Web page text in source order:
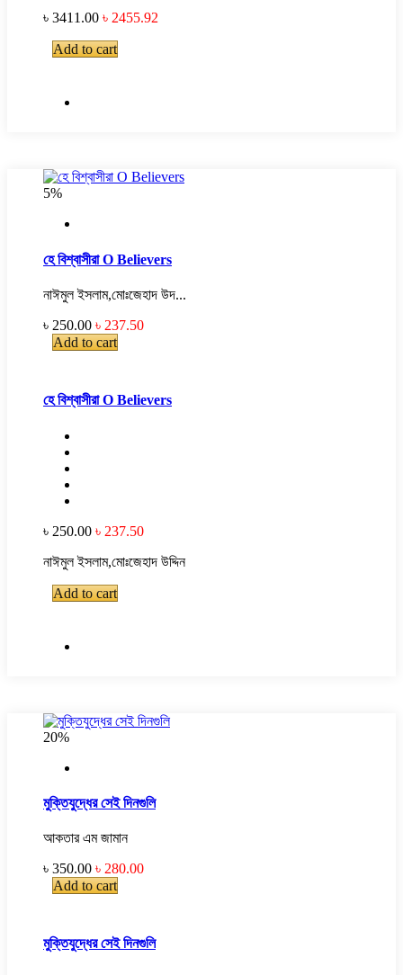
৳ 3411.00 ৳ 2455.92
Add to cart
5%
হে বিশ্বাসীরা O Believers
নাঈমুল ইসলাম,মোঃজেহাদ উদ...
৳ 250.00 ৳ 237.50
Add to cart
হে বিশ্বাসীরা O Believers
৳ 250.00 ৳ 237.50
নাঈমুল ইসলাম,মোঃজেহাদ উদ্দিন
Add to cart
20%
মুক্তিযুদ্ধের সেই দিনগুলি
আকতার এম জামান
৳ 350.00 ৳ 280.00
Add to cart
মুক্তিযুদ্ধের সেই দিনগুলি